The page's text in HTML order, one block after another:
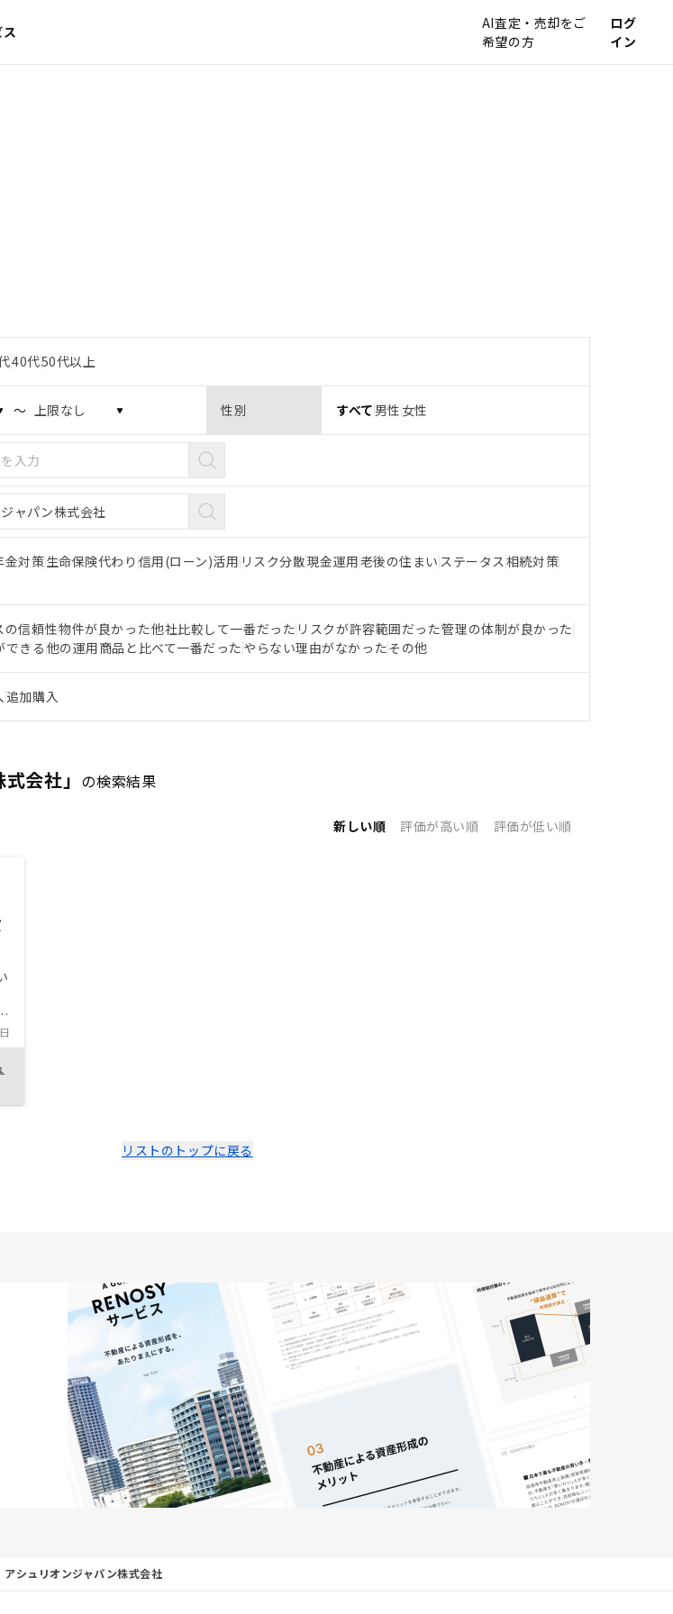
AI査定・売却をご
希望の方
ログ
イン
40代50代以上
〜 性別 すべて 男性 女性
金対策生命保険代わり 信用(ローン)活用 リスク分散現金運用老後の住まい ステータス相続対策
の信頼性物件が良かった他社比較して一番だった リスクが許容範囲だった管理の体制が良かった
できる 他の運用商品と比べて一番だった やらない理由がなかったその他
追加購入
会社」 の検索結果
新しい順 評価が高い順 評価が低い順
リストのトップに戻る
アシュリオンジャパン株式会社